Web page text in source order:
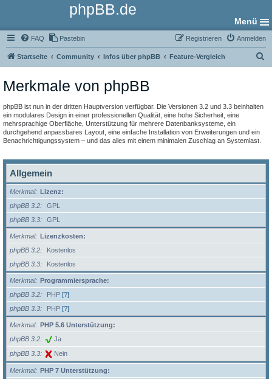
phpBB.de
Menü
FAQ Pastebin Anmelden
Registrieren
Startseite Community Infos über phpBB Feature-Vergleich
Merkmale von phpBB
phpBB ist nun in der dritten Hauptversion verfügbar. Die Versionen 3.2 und 3.3 beinhalten
ein modulares Design in einer professionellen Qualität, eine hohe Sicherheit, eine
mehrsprachige Oberfläche, Unterstützung für mehrere Datenbanksysteme, ein
durchgehend anpassbares Layout, eine einfache Installation von Erweiterungen und ein
Benachrichtigungssystem – und das alles mit einem minimalen Zuschlag an Systemlast.
Allgemein
Merkmal
Lizenz:
phpBB 3.2
GPL
phpBB 3.3
GPL
Merkmal
Lizenzkosten:
phpBB 3.2
Kostenlos
phpBB 3.3
Kostenlos
Merkmal
Programmiersprache:
phpBB 3.2
PHP [?]
phpBB 3.3
PHP [?]
Merkmal
PHP 5.6 Unterstützung:
phpBB 3.2
Ja
phpBB 3.3 Nein
Merkmal
PHP 7 Unterstützung: